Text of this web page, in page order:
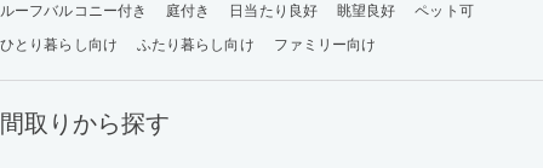
ルーフバルコニー付き 庭付き 日当たり良好 眺望良好
ペット可
ひとり暮らし向け
ふたり暮らし向け ファミリー向け
間取りから探す